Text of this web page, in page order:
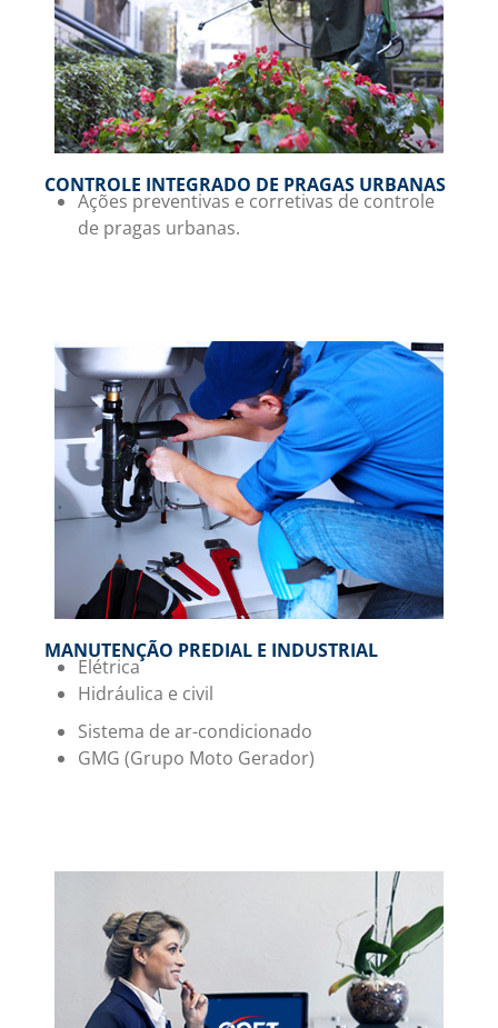
CONTROLE INTEGRADO DE PRAGAS URBANAS
Ações preventivas e corretivas de controle
de pragas urbanas.
MANUTENÇÃO PREDIAL E INDUSTRIAL
Elétrica
Hidráulica e civil
Sistema de ar-condicionado
GMG (Grupo Moto Gerador)